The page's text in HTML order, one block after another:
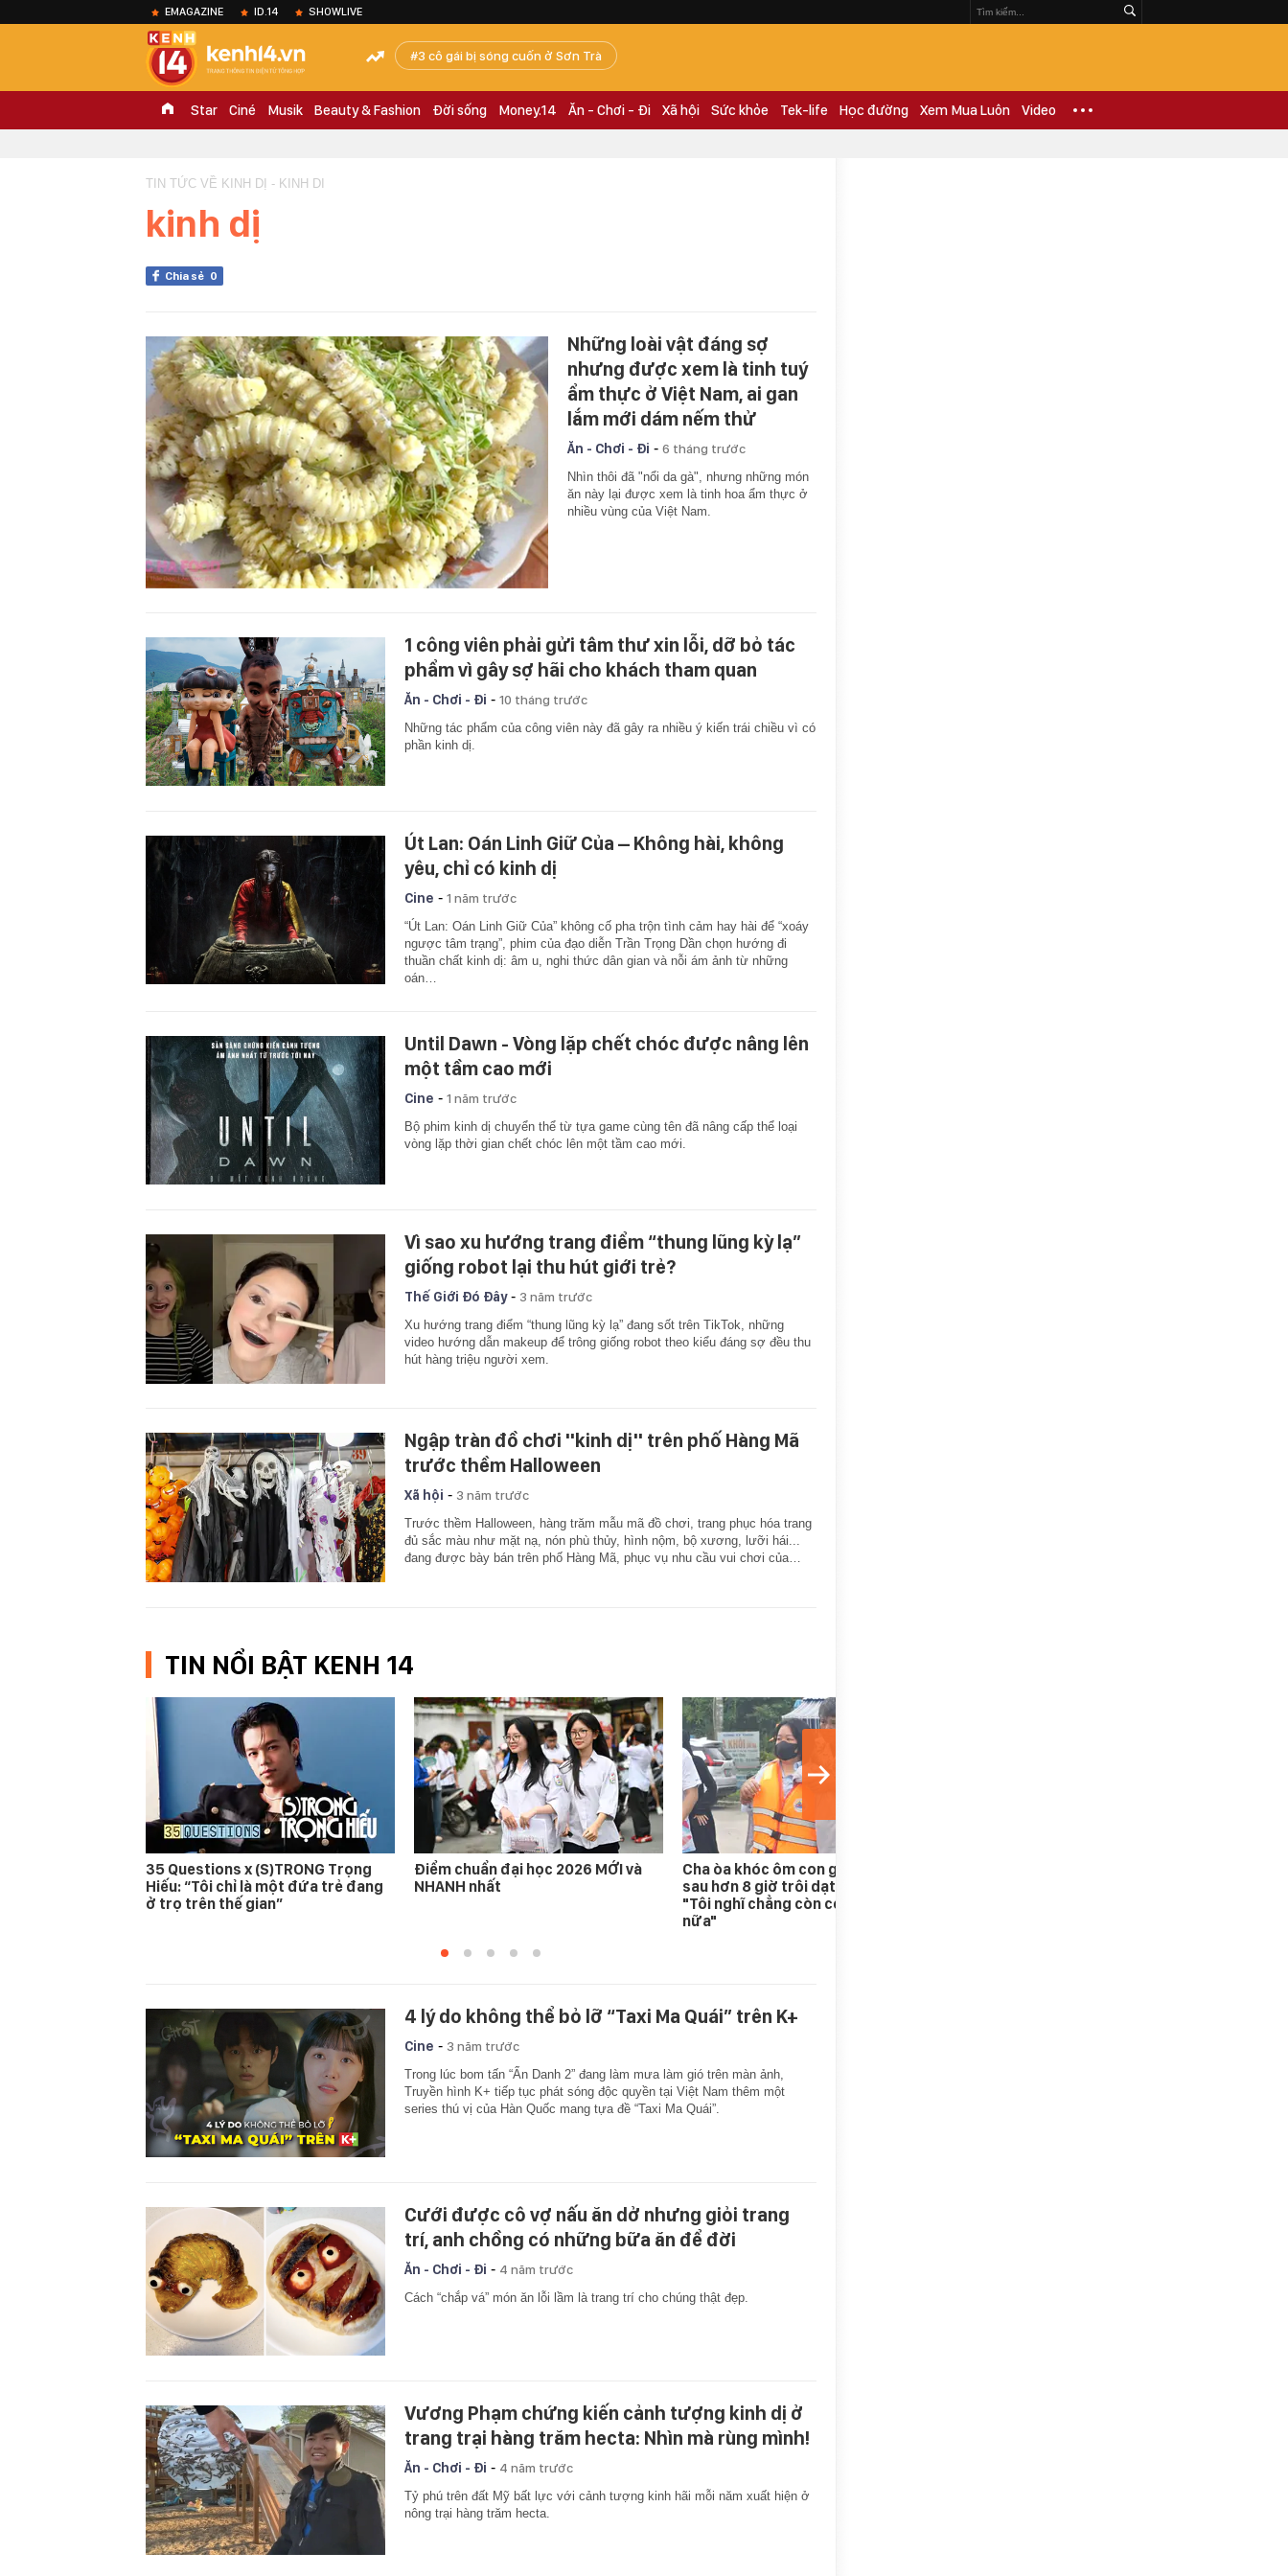
EMAGAZINE ID.14 SHOWLIVE
3 cô gái bị sóng cuốn ở Sơn Trà
Star Ciné Musik Beauty & Fashion Đời sống Money.14 Ăn - Chơi - Đi Xã hội Sức khỏe Tek-life Học đường Xem Mua Luôn Video
TIN TỨC VỀ KINH DỊ - KINH DI
kinh dị
Chia sẻ 0
Những loài vật đáng sợ
nhưng được xem là tinh tuý
ẩm thực ở Việt Nam, ai gan
lắm mới dám nếm thử
Ăn - Chơi - Đi - 6 tháng trước
Nhìn thôi đã "nổi da gà", nhưng những món
ăn này lại được xem là tinh hoa ẩm thực ở
nhiều vùng của Việt Nam.
1 công viên phải gửi tâm thư xin lỗi, dỡ bỏ tác
phẩm vì gây sợ hãi cho khách tham quan
Ăn - Chơi - Đi - 10 tháng trước
Những tác phẩm của công viên này đã gây ra nhiều ý kiến trái chiều vì có
phần kinh dị.
Út Lan: Oán Linh Giữ Của – Không hài, không
yêu, chỉ có kinh dị
Cine - 1 năm trước
“Út Lan: Oán Linh Giữ Của” không cố pha trộn tình cảm hay hài để “xoáy
ngược tâm trạng”, phim của đạo diễn Trần Trọng Dần chọn hướng đi
thuần chất kinh dị: âm u, nghi thức dân gian và nỗi ám ảnh từ những
oán…
Until Dawn - Vòng lặp chết chóc được nâng lên
một tầm cao mới
Cine - 1 năm trước
Bộ phim kinh dị chuyển thể từ tựa game cùng tên đã nâng cấp thể loại
vòng lặp thời gian chết chóc lên một tầm cao mới.
Vì sao xu hướng trang điểm “thung lũng kỳ lạ”
giống robot lại thu hút giới trẻ?
Thế Giới Đó Đây- 3 năm trước
Xu hướng trang điểm “thung lũng kỳ lạ” đang sốt trên TikTok, những
video hướng dẫn makeup để trông giống robot theo kiểu đáng sợ đều thu
hút hàng triệu người xem.
Ngập tràn đồ chơi ''kinh dị'' trên phố Hàng Mã
trước thềm Halloween
Xã hội - 3 năm trước
Trước thềm Halloween, hàng trăm mẫu mã đồ chơi, trang phục hóa trang
đủ sắc màu như mặt nạ, nón phù thủy, hình nộm, bộ xương, lưỡi hái...
đang được bày bán trên phố Hàng Mã, phục vụ nhu cầu vui chơi của…
TIN NỔI BẬT KENH 14
35 Questions x (S)TRONG Trọng
Hiếu: “Tôi chỉ là một đứa trẻ đang
ở trọ trên thế gian”
Điểm chuẩn đại học 2026 MỚI và
NHANH nhất
Cha òa khóc ôm con gái sống sót
sau hơn 8 giờ trôi dạt trên biển:
"Tôi nghĩ chẳng còn cơ hội nào
nữa"
4 lý do không thể bỏ lỡ “Taxi Ma Quái” trên K+
Cine - 3 năm trước
Trong lúc bom tấn “Ẩn Danh 2” đang làm mưa làm gió trên màn ảnh,
Truyền hình K+ tiếp tục phát sóng độc quyền tại Việt Nam thêm một
series thú vị của Hàn Quốc mang tựa đề “Taxi Ma Quái”.
Cưới được cô vợ nấu ăn dở nhưng giỏi trang
trí, anh chồng có những bữa ăn để đời
Ăn - Chơi - Đi - 4 năm trước
Cách “chắp vá” món ăn lỗi lầm là trang trí cho chúng thật đẹp.
Vương Phạm chứng kiến cảnh tượng kinh dị ở
trang trại hàng trăm hecta: Nhìn mà rùng mình!
Ăn - Chơi - Đi - 4 năm trước
Tỷ phú trên đất Mỹ bất lực với cảnh tượng kinh hãi mỗi năm xuất hiện ở
nông trại hàng trăm hecta.